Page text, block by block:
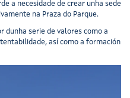
a necesidade de crear unha sede
na Praza do Parque.
dunha serie de valores como a
así como a formación